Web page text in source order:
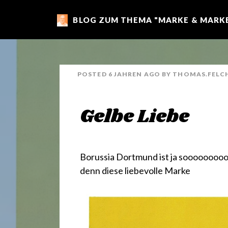
m
a
BLOG ZUM THEMA "MARKE &
POSTED 6 JAHREN AGO BY
Gelbe Liebe
Borussia Dortmund ist ja
denn diese liebevolle Marke